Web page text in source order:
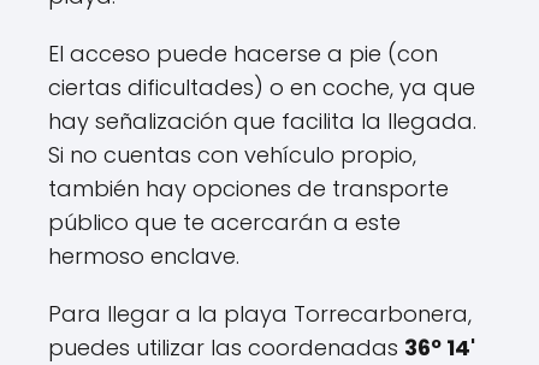
El acceso puede hacerse a pie (con
ciertas dificultades) o en coche, ya que
hay señalización que facilita la llegada.
Si no cuentas con vehículo propio,
también hay opciones de transporte
público que te acercarán a este
hermoso enclave.
Para llegar a la playa Torrecarbonera,
puedes utilizar las coordenadas 36º 14'